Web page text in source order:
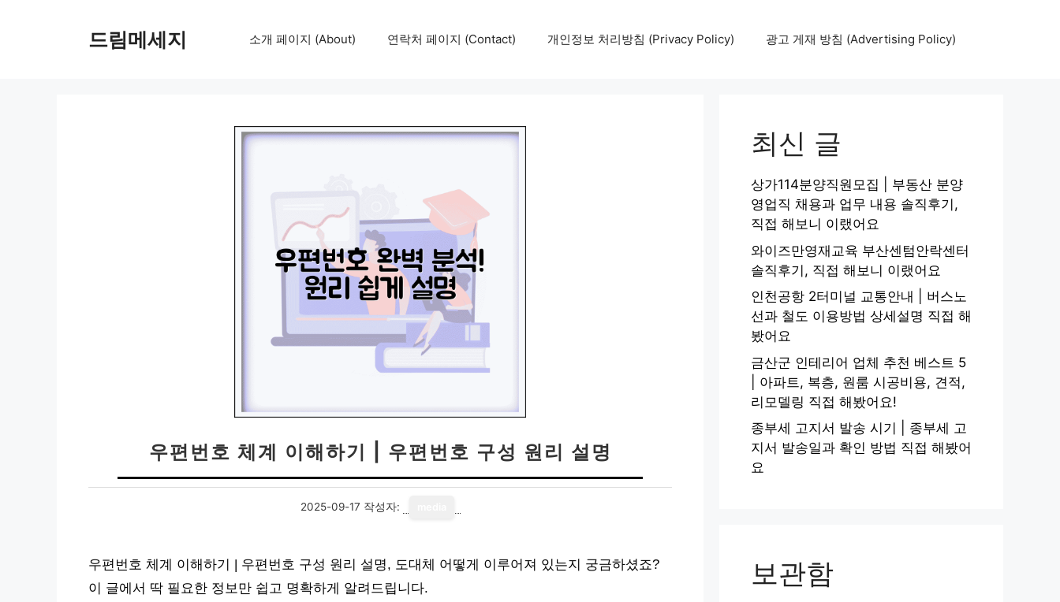
드림메세지 소개 페이지 (About) 연락처 페이지 (Contact) 개인정보 처리방침 (Privacy Policy) 광고 게재 방침 (Advertising Policy)
우편번호 체계 이해하기 | 우편번호 구성 원리 설명
2025-09-17 작성자:
우편번호 체계 이해하기 | 우편번호 구성 원리 설명, 도대체 어떻게 이루어져 있는지 궁금하셨죠?
이 글에서 딱 필요한 정보만 쉽고 명확하게 알려드립니다.
최신 글
상가114분양직원모집 | 부동산 분양
영업직 채용과 업무 내용 솔직후기,
직접 해보니 이랬어요
와이즈만영재교육 부산센텀안락센터
솔직후기, 직접 해보니 이랬어요
인천공항 2터미널 교통안내 | 버스노
선과 철도 이용방법 상세설명 직접 해
봤어요
금산군 인테리어 업체 추천 베스트 5
| 아파트, 복층, 원룸 시공비용, 견적,
리모델링 직접 해봤어요!
종부세 고지서 발송 시기 | 종부세 고
지서 발송일과 확인 방법 직접 해봤어
요
보관함